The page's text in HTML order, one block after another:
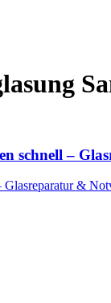
schnell –
&